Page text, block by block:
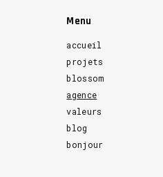
Menu
accueil
projets
blossom
agence
valeurs
blog
bonjour